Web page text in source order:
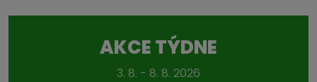
AKCE TÝDNE
3. 8. - 8. 8. 2026